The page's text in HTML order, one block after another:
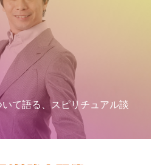
寄
て語る、スピリチュアル談